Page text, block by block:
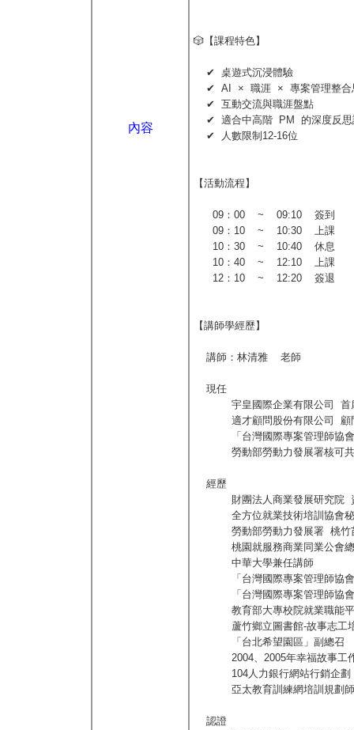
內容
🎲【課程特色】
✔ 桌遊式沉浸體驗
✔ AI × 職涯 × 專案管理整合
✔ 互動交流與職涯盤點
✔ 適合中高階 PM 的深度反思
✔ 人數限制12-16位
【活動流程】
09：00 ~ 09:10 簽到
09：10 ~ 10:30 上課
10：30 ~ 10:40 休息
10：40 ~ 12:10 上課
12：10 ~ 12:20 簽退
【講師學經歷】
講師：林清雅 老師
現任
宇皇國際企業有限公司 首席
適才顧問股份有限公司 顧
「台灣國際專案管理師協會
勞動部勞動力發展署核可共
經歷
財團法人商業發展研究院 資
全方位就業技術培訓協會秘
勞動部勞動力發展署 桃竹苗
桃園就服務商業同業公會總
中華大學兼任講師
「台灣國際專案管理師協會」
「台灣國際專案管理師協會
教育部大專校院就業職能平
蘆竹鄉立圖書館-故事志工培
「台北希望園區」副總召 、
2004、2005年幸福故事工
104人力銀行網站行銷企劃
亞太教育訓練網培訓規劃師
認證